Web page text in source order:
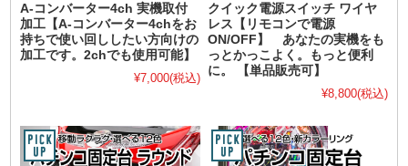
A-コンバーター4ch 実機取付
加工【A-コンバーター4chをお
持ちで使い回ししたい方向けの
加工です。2chでも使用可能】
¥7,000(税込)
クイック電源スイッチ ワイヤ
レス【リモコンで電源
ON/OFF】 あなたの実機をも
っとかっこよく。もっと便利
に。 【単品販売可】
¥8,800(税込)